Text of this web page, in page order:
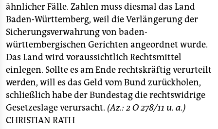
ähnlicher Fälle. Zahlen muss diesmal das Land
Baden-Württemberg, weil die Verlängerung der
Sicherungsverwahrung von baden-
württembergischen Gerichten angeordnet wurde.
Das Land wird voraussichtlich Rechtsmittel
einlegen. Sollte es am Ende rechtskräftig verurteilt
werden, will es das Geld vom Bund zurückholen,
schließlich habe der Bundestag die rechtswidrige
Gesetzeslage verursacht. (Az.: 2 O 278/11 u. a.)
CHRISTIAN RATH